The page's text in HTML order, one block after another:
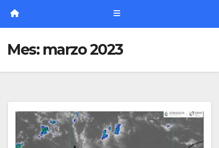
Mes: marzo 2023